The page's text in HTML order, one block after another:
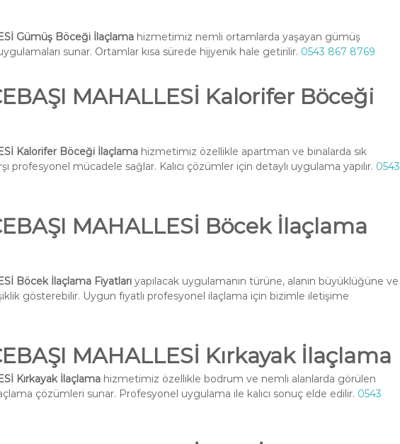
Gümüş Böceği İlaçlama hizmetimiz nemli ortamlarda yaşayan gümüş
sunar. Ortamlar kısa sürede hijyenik hale getirilir. 0543 867 8769
MAHALLESİ Kalorifer Böceği
Kalorifer Böceği İlaçlama hizmetimiz özellikle apartman ve binalarda sık
profesyonel mücadele sağlar. Kalıcı çözümler için detaylı uygulama yapılır. 0543
MAHALLESİ Böcek İlaçlama
Böcek İlaçlama Fiyatları yapılacak uygulamanın türüne, alanın büyüklüğüne ve
gösterebilir. Uygun fiyatlı profesyonel ilaçlama için bizimle iletişime
MAHALLESİ Kırkayak İlaçlama
Kırkayak İlaçlama hizmetimiz özellikle bodrum ve nemli alanlarda görülen
çözümleri sunar. Profesyonel uygulama ile kalıcı sonuç elde edilir. 0543